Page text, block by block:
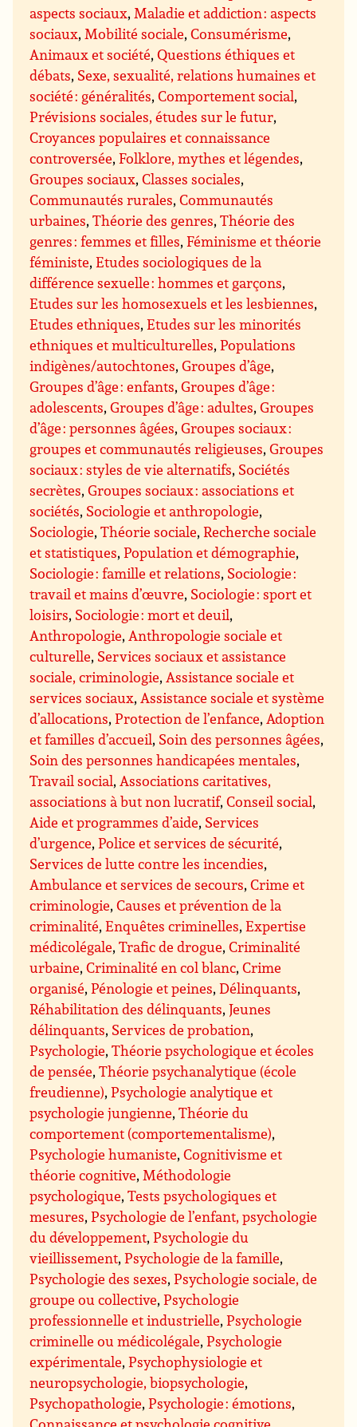
aspects sociaux,Maladie et addiction : aspects
sociaux,Mobilité sociale,Consumérisme,
Animaux et société,Questions éthiques et
débats, Sexe, sexualité, relations humaines et
société : généralités,Comportement social,
Prévisions sociales, études sur le futur,
Croyances populaires et connaissance
controversée,Folklore, mythes et légendes,
Groupes sociaux,Classes sociales,
Communautés rurales,Communautés
urbaines,Théorie des genres,Théorie des
genres : femmes et filles,Féminisme et théorie
féministe,Etudes sociologiques de la
différence sexuelle : hommes et garçons,
Etudes sur les homosexuels et les lesbiennes,
Etudes ethniques,Etudes sur les minorités
ethniques et multiculturelles,Populations
indigènes/autochtones,Groupes d’âge,
Groupes d’âge : enfants,Groupes d’âge :
adolescents,Groupes d’âge : adultes,Groupes
d’âge : personnes âgées,Groupes sociaux :
groupes et communautés religieuses,Groupes
sociaux : styles de vie alternatifs, Sociétés
secrètes,Groupes sociaux : associations et
sociétés, Sociologie et anthropologie,
Sociologie,Théorie sociale,Recherche sociale
et statistiques,Population et démographie,
Sociologie : famille et relations, Sociologie :
travail et mains d’œuvre, Sociologie : sport et
loisirs, Sociologie : mort et deuil,
Anthropologie,Anthropologie sociale et
culturelle, Services sociaux et assistance
sociale, criminologie,Assistance sociale et
services sociaux,Assistance sociale et système
d’allocations,Protection de l’enfance,Adoption
et familles d’accueil, Soin des personnes âgées,
Soin des personnes handicapées mentales,
Travail social,Associations caritatives,
associations à but non lucratif,Conseil social,
Aide et programmes d’aide, Services
d’urgence,Police et services de sécurité,
Services de lutte contre les incendies,
Ambulance et services de secours,Crime et
criminologie,Causes et prévention de la
criminalité,Enquêtes criminelles,Expertise
médicolégale,Trafic de drogue,Criminalité
urbaine,Criminalité en col blanc,Crime
organisé,Pénologie et peines,Délinquants,
Réhabilitation des délinquants,Jeunes
délinquants, Services de probation,
Psychologie,Théorie psychologique et écoles
de pensée,Théorie psychanalytique (école
freudienne),Psychologie analytique et
psychologie jungienne,Théorie du
comportement (comportementalisme),
Psychologie humaniste,Cognitivisme et
théorie cognitive,Méthodologie
psychologique,Tests psychologiques et
mesures,Psychologie de l’enfant, psychologie
du développement,Psychologie du
vieillissement,Psychologie de la famille,
Psychologie des sexes,Psychologie sociale, de
groupe ou collective,Psychologie
professionnelle et industrielle,Psychologie
criminelle ou médicolégale,Psychologie
expérimentale,Psychophysiologie et
neuropsychologie, biopsychologie,
Psychopathologie,Psychologie : émotions,